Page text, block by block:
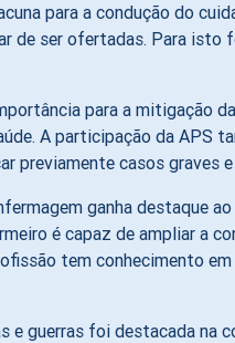
para a condução do
ser ofertadas. Para isto
para a mitigação
A participação da APS
casos graves
ganha destaque
é capaz de ampliar a
tem conhecimento
guerras foi destacada na